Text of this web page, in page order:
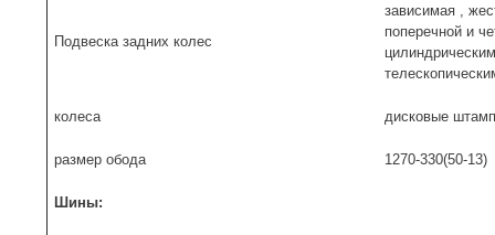
Подвеска задних колес
зависимая ,
поперечной и
колеса дисковые
размер обода 1270-330(50-13)
Шины: